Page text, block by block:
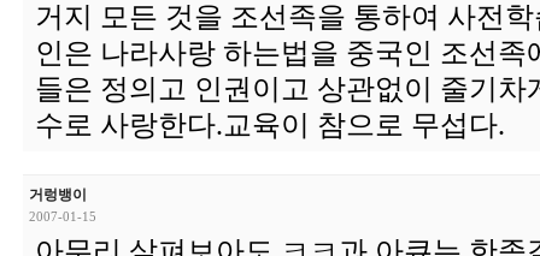
거지 모든 것을 조선족을 통하여 사전
인은 나라사랑 하는법을 중국인 조선족
들은 정의고 인권이고 상관없이 줄기차
수로 사랑한다.교육이 참으로 무섭다.
거렁뱅이
2007-01-15